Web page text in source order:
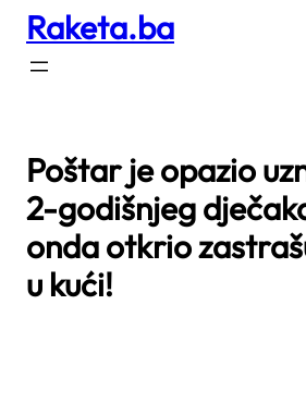
Skip
content
Raketa.ba
Poštar je opazio
2-godišnjeg
onda otkrio
u kući!